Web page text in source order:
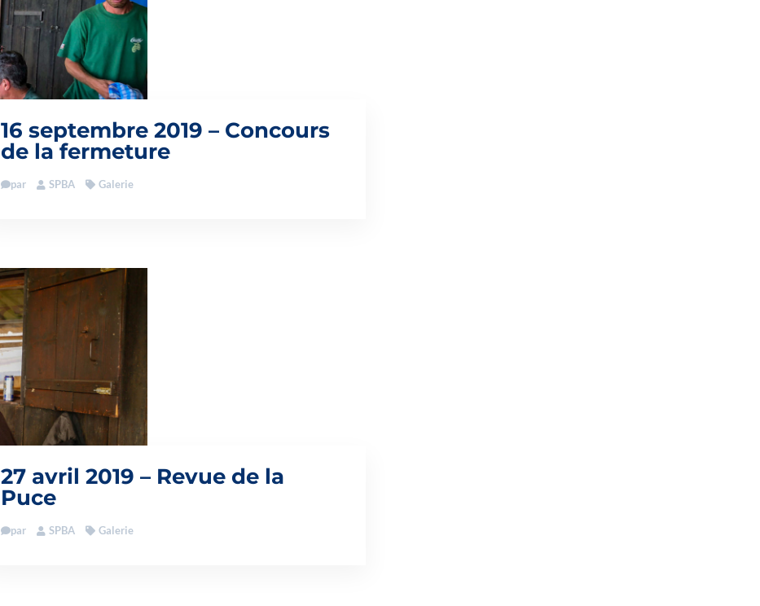
16 septembre 2019 – Concours
de la fermeture
par SPBA Galerie
27 avril 2019 – Revue de la
Puce
par SPBA Galerie